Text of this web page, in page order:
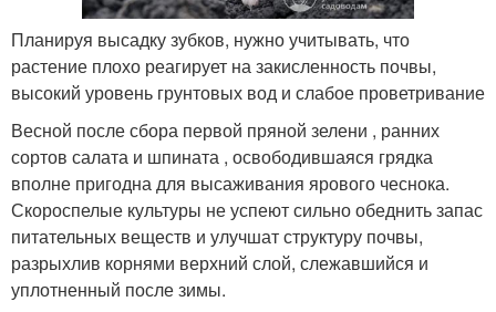
Планируя высадку зубков, нужно учитывать, что
растение плохо реагирует на закисленность почвы,
высокий уровень грунтовых вод и слабое проветривание
Весной после сбора первой пряной зелени , ранних
сортов салата и шпината , освободившаяся грядка
вполне пригодна для высаживания ярового чеснока.
Скороспелые культуры не успеют сильно обеднить запас
питательных веществ и улучшат структуру почвы,
разрыхлив корнями верхний слой, слежавшийся и
уплотненный после зимы.